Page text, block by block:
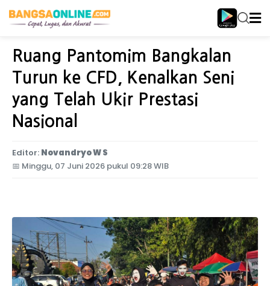
Home Jawa Timur
Ruang Pantomim Bangkalan
Turun ke CFD, Kenalkan Seni
yang Telah Ukir Prestasi
Nasional
Editor: Novandryo W S
📅 Minggu, 07 Juni 2026 pukul 09:28 WIB